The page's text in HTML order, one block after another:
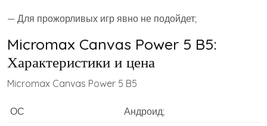
— Для прожорливых игр явно не подойдет;
Micromax Canvas Power 5 B5:
Характеристики и цена
Micromax Canvas Power 5 B5
ОС
Андроид;